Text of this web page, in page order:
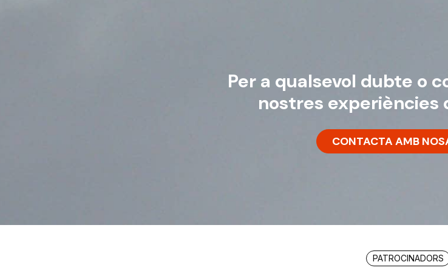
Per a qualsevol dubte o
nostres experiències
CONTACTA AMB
PATROCINADORS